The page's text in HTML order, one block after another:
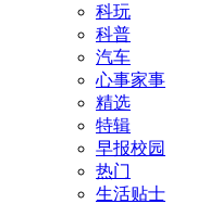
科玩
科普
汽车
心事家事
精选
特辑
早报校园
热门
生活贴士